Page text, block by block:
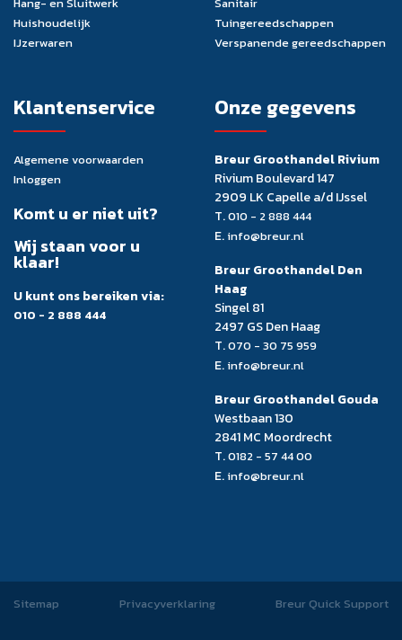
Huishoudelijk
IJzerwaren
Tuingereedschappen
Verspanende gereedschappen
Klantenservice
Algemene voorwaarden
Inloggen
Komt u er niet uit?
Wij staan voor u
klaar!
U kunt ons bereiken via:
010 - 2 888 444
Onze gegevens
Breur Groothandel Rivium
Rivium Boulevard 147
2909 LK Capelle a/d IJssel
T.010 - 2 888 444
E. info@breur.nl
Breur Groothandel Den
Haag
Singel 81
2497 GS Den Haag
T.070 - 30 75 959
E. info@breur.nl
Breur Groothandel Gouda
Westbaan 130
2841 MC Moordrecht
T.0182 - 57 44 00
E. info@breur.nl
Sitemap Privacyverklaring Breur Quick Support